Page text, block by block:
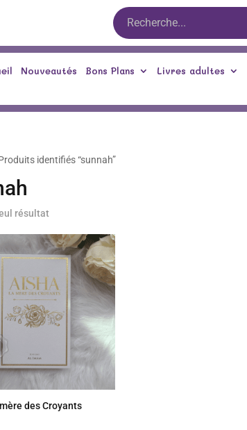
Nouveautés Bons Plans Livres adultes
identifiés “sunnah”
résultat
des Croyants